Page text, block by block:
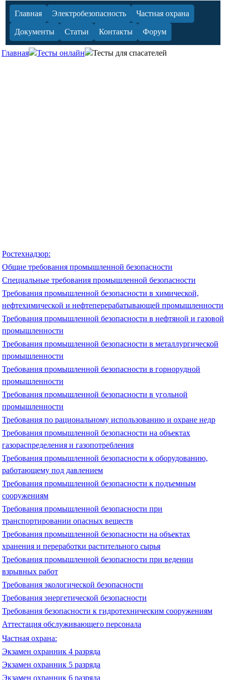
Главная Электробезопасность Частная охрана
Документы Статьи Контакты Форум
Главная Тесты онлайн Тесты для спасателей
Ростехнадзор:
Общие требования промышленной безопасности
Специальные требования промышленной безопасности
Требования промышленной безопасности в химической,
нефтехимической и нефтеперерабатывающей промышленности
Требования промышленной безопасности в нефтяной и газовой
промышленности
Требования промышленной безопасности в металлургической
промышленности
Требования промышленной безопасности в горнорудной
промышленности
Требования промышленной безопасности в угольной
промышленности
Требования по рациональному использованию и охране недр
Требования промышленной безопасности на объектах
газораспределения и газопотребления
Требования промышленной безопасности к оборудованию,
работающему под давлением
Требования промышленной безопасности к подъемным
сооружениям
Требования промышленной безопасности при
транспортировании опасных веществ
Требования промышленной безопасности на объектах
хранения и переработки растительного сырья
Требования промышленной безопасности при ведении
взрывных работ
Требования экологической безопасности
Требования энергетической безопасности
Требования безопасности к гидротехническим сооружениям
Аттестация обслуживающего персонала
Частная охрана:
Экзамен охранник 4 разряда
Экзамен охранник 5 разряда
Экзамен охранник 6 разряда